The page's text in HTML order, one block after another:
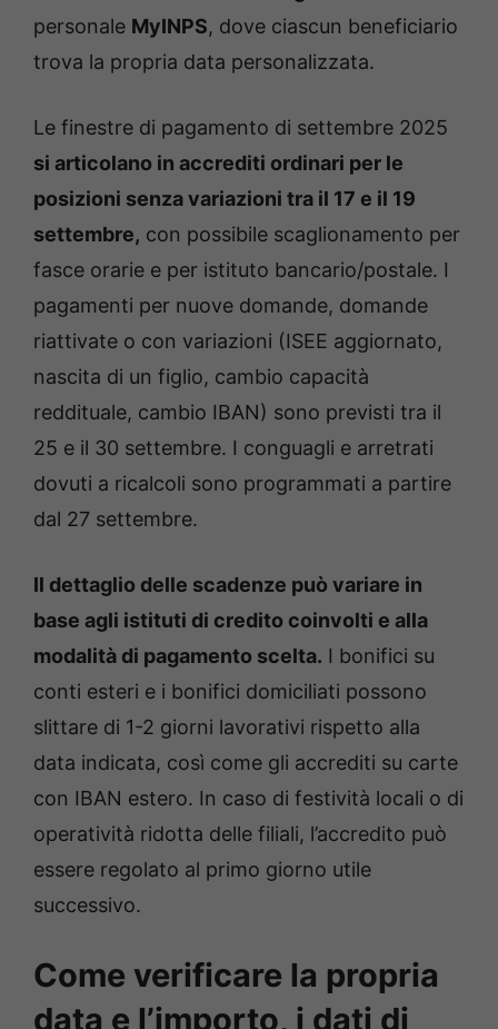
personale MyINPS, dove ciascun beneficiario
trova la propria data personalizzata.
Le finestre di pagamento di settembre 2025
si articolano in accrediti ordinari per le
posizioni senza variazioni tra il 17 e il 19
settembre, con possibile scaglionamento per
fasce orarie e per istituto bancario/postale. I
pagamenti per nuove domande, domande
riattivate o con variazioni (ISEE aggiornato,
nascita di un figlio, cambio capacità
reddituale, cambio IBAN) sono previsti tra il
25 e il 30 settembre. I conguagli e arretrati
dovuti a ricalcoli sono programmati a partire
dal 27 settembre.
Il dettaglio delle scadenze può variare in
base agli istituti di credito coinvolti e alla
modalità di pagamento scelta. I bonifici su
conti esteri e i bonifici domiciliati possono
slittare di 1-2 giorni lavorativi rispetto alla
data indicata, così come gli accrediti su carte
con IBAN estero. In caso di festività locali o di
operatività ridotta delle filiali, l’accredito può
essere regolato al primo giorno utile
successivo.
Come verificare la propria
data e l’importo, i dati di